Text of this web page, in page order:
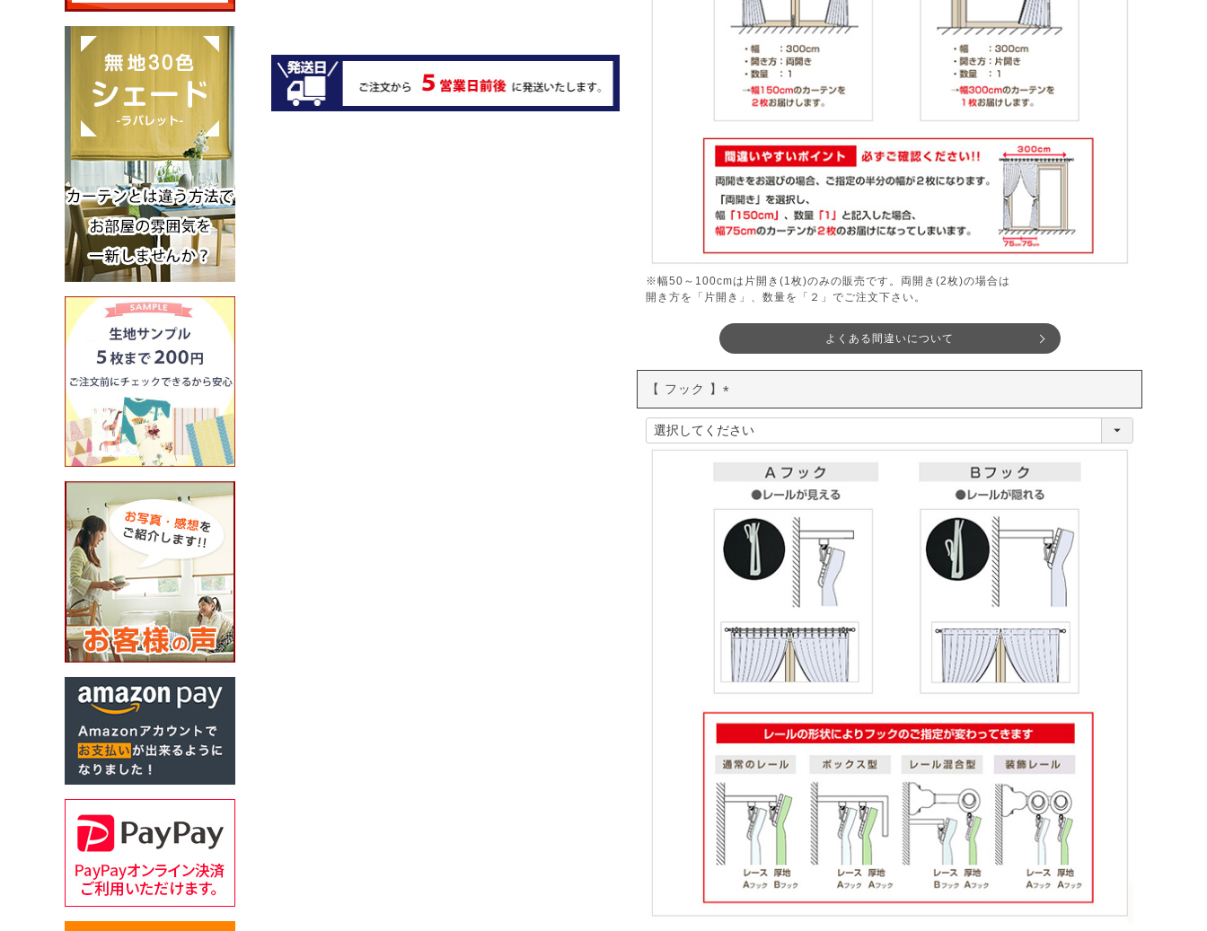
※幅50～100cmは片開き(1枚)のみの販売です。両開き(2枚)の場合は
開き方を「片開き」、数量を「２」でご注文下さい。
よくある間違いについて
【 フック 】
(
必
須